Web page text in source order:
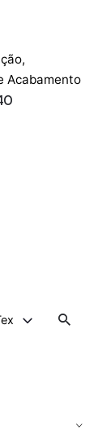
,
Acabamento